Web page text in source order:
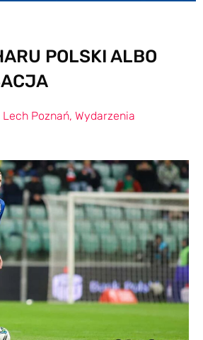
POLSKI ALBO
Lech Poznań, Wydarzenia